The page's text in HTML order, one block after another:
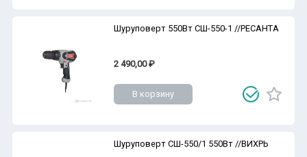
Шуруповерт 550Вт СШ-550-1 //РЕСАНТА
2 490,00 ₽
В корзину
Шуруповерт СШ-550/1 550Вт //ВИХРЬ